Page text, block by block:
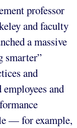
professor
and faculty
a massive
smarter”
and
and
— for example,